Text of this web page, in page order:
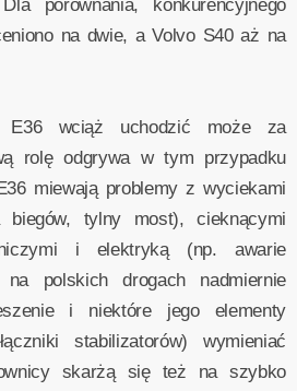
porównania, konkurencyjnego
na dwie, a Volvo S40 aż na
wciąż uchodzić może za
rolę odgrywa w tym przypadku
miewają problemy z wyciekami
tylny most), cieknącymi
i elektryką (np. awarie
polskich drogach nadmiernie
i niektóre jego elementy
stabilizatorów) wymieniać
skarżą się też na szybko